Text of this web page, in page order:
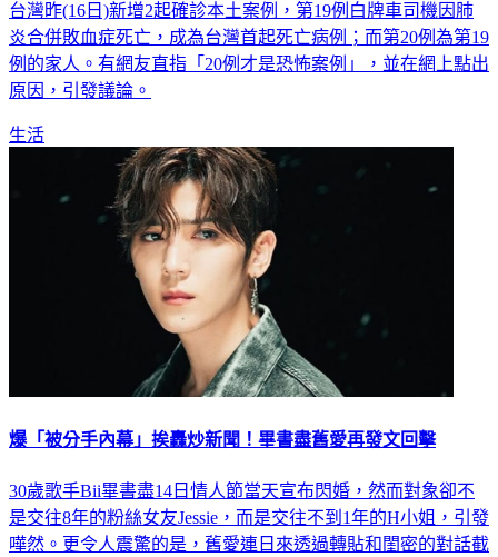
台灣昨(16日)新增2起確診本土案例，第19例白牌車司機因肺
炎合併敗血症死亡，成為台灣首起死亡病例；而第20例為第19
例的家人。有網友直指「20例才是恐怖案例」，並在網上點出
原因，引發議論。
生活
爆「被分手內幕」挨轟炒新聞！畢書盡舊愛再發文回擊
30歲歌手Bii畢書盡14日情人節當天宣布閃婚，然而對象卻不
是交往8年的粉絲女友Jessie，而是交往不到1年的H小姐，引發
嘩然。更令人震驚的是，舊愛連日來透過轉貼和閨密的對話截